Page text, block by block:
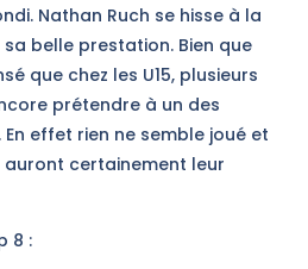
Nathan Ruch se hisse à la
belle prestation. Bien que
que chez les U15, plusieurs
prétendre à un des
effet rien ne semble joué et
certainement leur
8 :